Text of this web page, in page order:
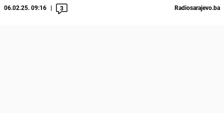
06.02.25. 09:16 3 Radiosarajevo.ba